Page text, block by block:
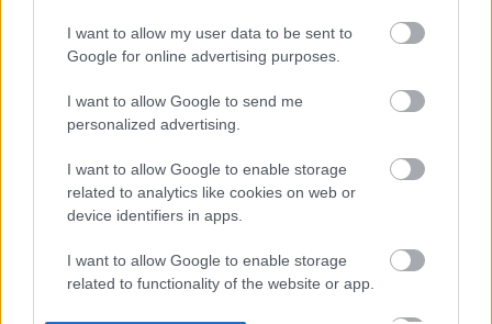
I want to allow my user data to be sent to
Google for online advertising purposes.
I want to allow Google to send me
personalized advertising.
I want to allow Google to enable storage
related to analytics like cookies on web or
device identifiers in apps.
I want to allow Google to enable storage
related to functionality of the website or app.
Ami ma a kultúra, holnap az a politika, a
fegyver, mint a kard. A hazai moszkovita
elégedetlenséget a jelenkor költői és dalszövegírói
csatornázzák, a nyilvánosság szerepe pedig itt és
rendszerbontó indulatból a kultúra nagyszabású